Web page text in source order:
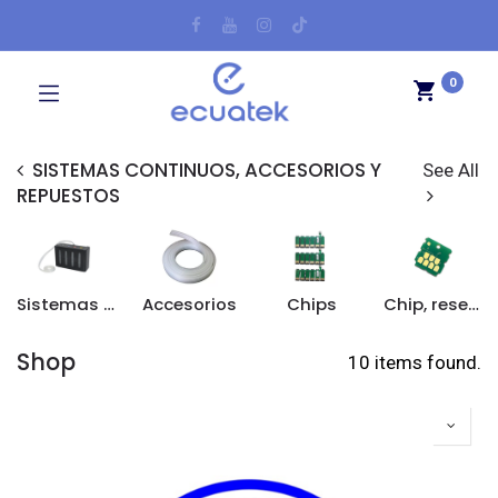
0
SISTEMAS CONTINUOS, ACCESORIOS Y
REPUESTOS
See All
Sistemas continuos, reservorios Accesorios Chips Chip, reset caja de mantenimiento
Shop 10 items found.